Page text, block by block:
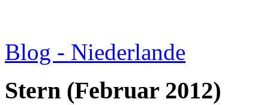
Blog - Niederlande
Stern (Februar 2012)